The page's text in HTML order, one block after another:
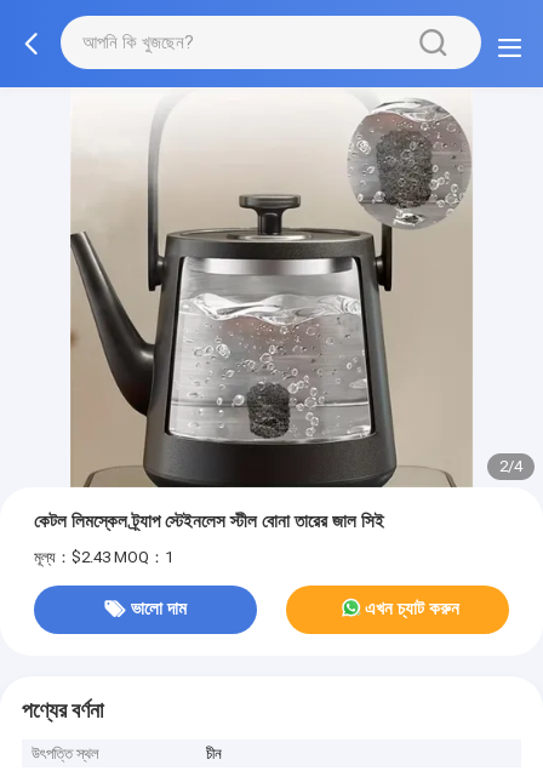
2/4
কেটল লিমস্কেল ট্র্যাপ স্টেইনলেস স্টীল বোনা তারের জাল সিই
মূল্য：$2.43 MOQ：1
ভালো দাম এখন চ্যাট করুন
পণ্যের বর্ণনা
উৎপত্তি স্থল
চীন